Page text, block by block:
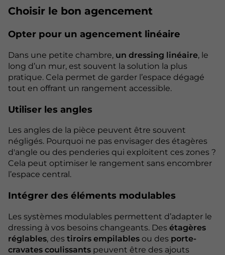
Choisir le bon agencement
Opter pour un agencement linéaire
Dans une petite chambre, un dressing linéaire, le
long d’un mur, est souvent la solution la plus
pratique. Cela permet de garder l’espace dégagé
tout en offrant un rangement accessible.
Utiliser les angles
Les angles de la pièce peuvent être souvent
négligés. Pourquoi ne pas envisager des étagères
d'angle ou des penderies qui exploitent ces zones ?
Cela peut optimiser le rangement sans encombrer
l’espace central.
Intégrer des éléments modulables
Les systèmes modulables permettent d’adapter le
dressing à vos besoins changeants. Des étagères
réglables, des tiroirs empilables ou des porte-
cravates coulissants peuvent être des ajouts